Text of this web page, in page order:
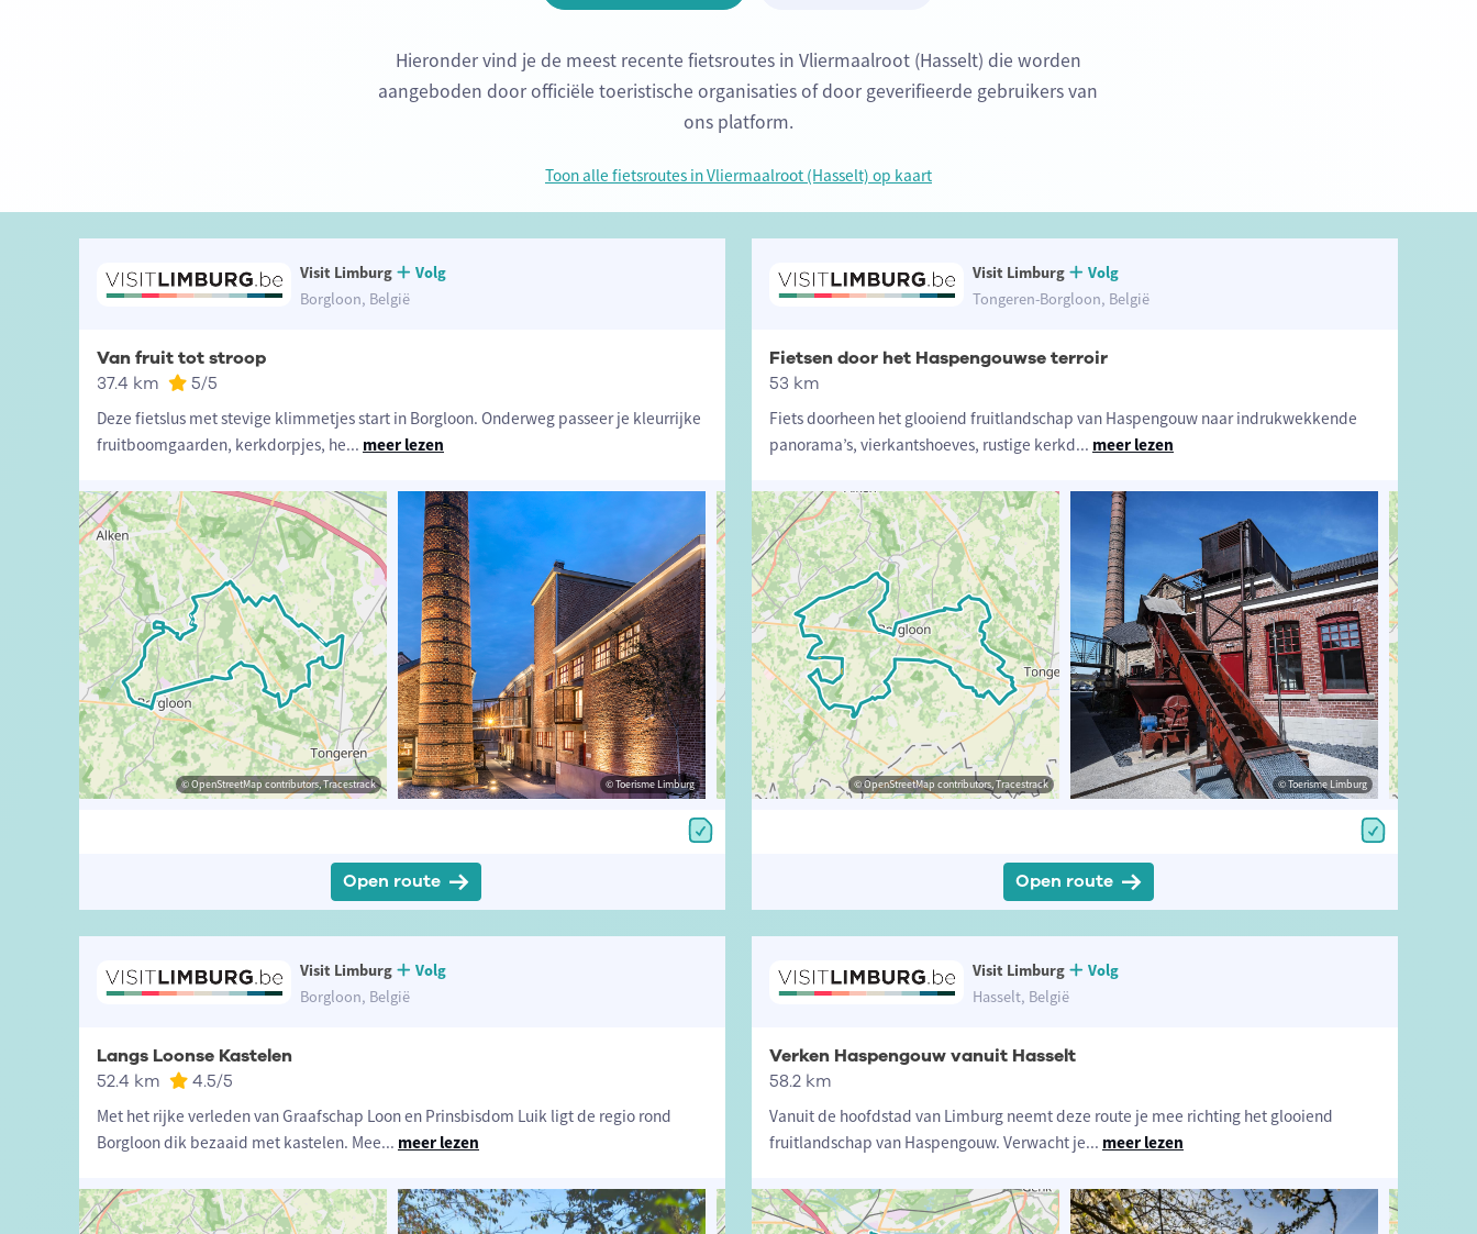
Hieronder vind je de meest recente fietsroutes in Vliermaalroot (Hasselt) die worden
aangeboden door officiële toeristische organisaties of door geverifieerde gebruikers van
ons platform.
Toon alle fietsroutes in Vliermaalroot (Hasselt) op kaart
Visit Limburg
Volg
Borgloon, België
Van fruit tot stroop
37.4 km 5/5
Deze fietslus met stevige klimmetjes start in Borgloon. Onderweg passeer je kleurrijke
fruitboomgaarden, kerkdorpjes, he... meer lezen
© OpenStreetMap contributors, Tracestrack © Toerisme Limburg © OpenStreetMap contributors, Tracestrack © Toerisme Limburg
Open route
Visit Limburg
Volg
Tongeren-Borgloon, België
Fietsen door het Haspengouwse terroir
53 km
Fiets doorheen het glooiend fruitlandschap van Haspengouw naar indrukwekkende
panorama’s, vierkantshoeves, rustige kerkd... meer lezen
© Toerisme Limburg © OpenStreetMap contributors, Tracestrack © Toerisme Limburg © OpenStreetMap contributors, Tracestrack © Toerisme Limburg
Open route
Visit Limburg
Volg
Borgloon, België
Langs Loonse Kastelen
52.4 km 4.5/5
Met het rijke verleden van Graafschap Loon en Prinsbisdom Luik ligt de regio rond
Borgloon dik bezaaid met kastelen. Mee... meer lezen
Visit Limburg
Volg
Hasselt, België
Verken Haspengouw vanuit Hasselt
58.2 km
Vanuit de hoofdstad van Limburg neemt deze route je mee richting het glooiend
fruitlandschap van Haspengouw. Verwacht je... meer lezen